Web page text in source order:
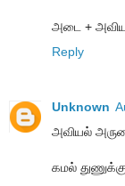
அடை +
Reply
Unknown
அவியல்
கமல்